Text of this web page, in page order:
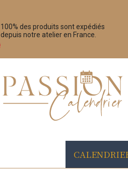
100% des produits sont expédiés
depuis notre atelier en France.